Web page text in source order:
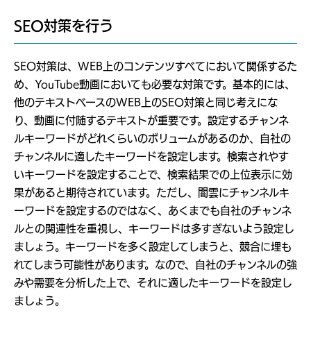
SEO対策を行う
SEO対策は、WEB上のコンテンツすべてにおいて関係するた
め、YouTube動画においても必要な対策です。基本的には、
他のテキストベースのWEB上のSEO対策と同じ考えにな
り、動画に付随するテキストが重要です。設定するチャンネ
ルキーワードがどれくらいのボリュームがあるのか、自社の
チャンネルに適したキーワードを設定します。検索されやす
いキーワードを設定することで、検索結果での上位表示に効
果があると期待されています。ただし、闇雲にチャンネルキ
ーワードを設定するのではなく、あくまでも自社のチャンネ
ルとの関連性を重視し、キーワードは多すぎないよう設定し
ましょう。キーワードを多く設定してしまうと、競合に埋も
れてしまう可能性があります。なので、自社のチャンネルの強
みや需要を分析した上で、それに適したキーワードを設定し
ましょう。